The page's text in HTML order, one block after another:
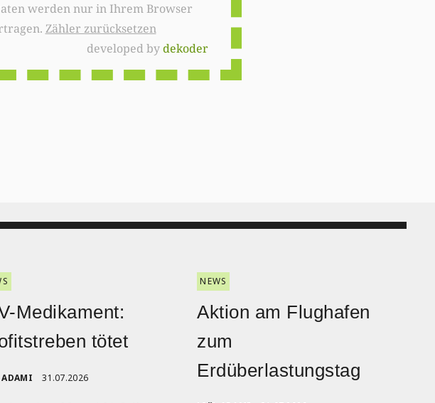
Zähler zurücksetzen
developed bydekoder
Medikament:
tötet
ADAMI 31.07.2026
NEWS
Aktion am Flughafen
zum
Erdüberlastungstag